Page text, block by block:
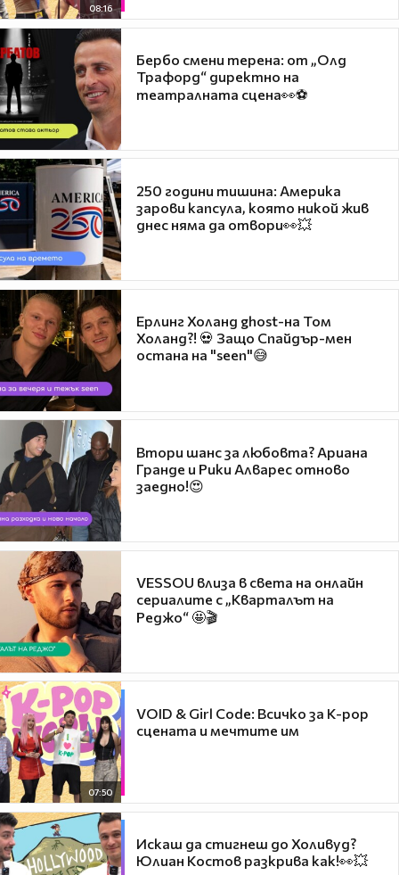
08:16
Бербо смени терена: от „Олд
Трафорд“ директно на
театралната сцена👀⚽
250 години тишина: Америка
зарови капсула, която никой жив
днес няма да отвори👀💥
Ерлинг Холанд ghost-на Том
Холанд?! 💀 Защо Спайдър-мен
остана на "seen"😅
Втори шанс за любовта? Ариана
Гранде и Рики Алварес отново
заедно!😍
VESSOU влиза в света на онлайн
сериалите с „Кварталът на
Реджо“ 🤩🎬
07:50
VOID & Girl Code: Всичко за K-pop
сцената и мечтите им
Искаш да стигнеш до Холивуд?
Юлиан Костов разкрива как!👀💥